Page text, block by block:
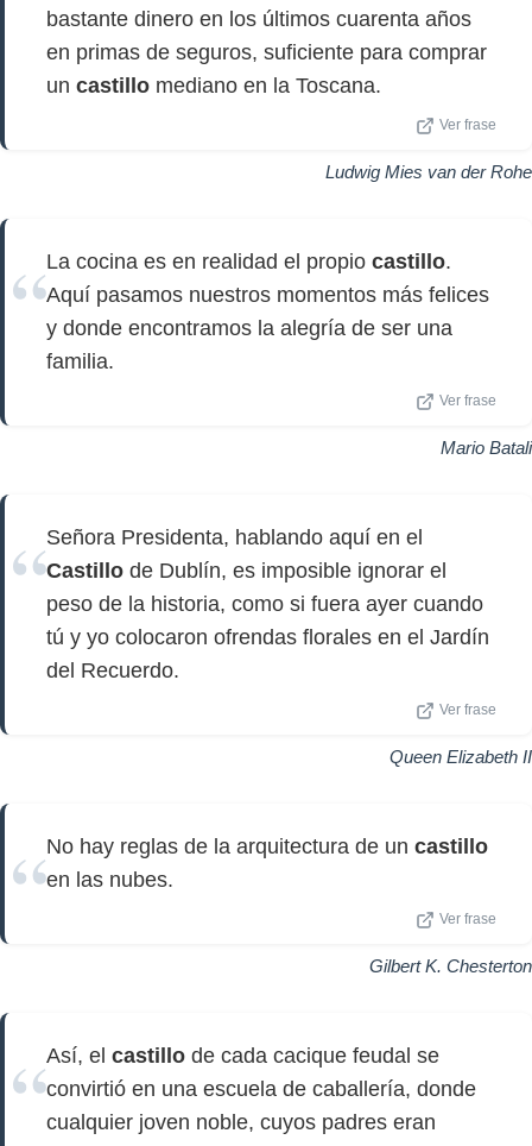
bastante dinero en los últimos cuarenta años
en primas de seguros, suficiente para comprar
un castillo mediano en la Toscana.
Ver frase
Ludwig Mies van der Rohe
La cocina es en realidad el propio castillo.
Aquí pasamos nuestros momentos más felices
y donde encontramos la alegría de ser una
familia.
Ver frase
Mario Batali
Señora Presidenta, hablando aquí en el
Castillo de Dublín, es imposible ignorar el
peso de la historia, como si fuera ayer cuando
tú y yo colocaron ofrendas florales en el Jardín
del Recuerdo.
Ver frase
Queen Elizabeth II
No hay reglas de la arquitectura de un castillo
en las nubes.
Ver frase
Gilbert K. Chesterton
Así, el castillo de cada cacique feudal se
convirtió en una escuela de caballería, donde
cualquier joven noble, cuyos padres eran